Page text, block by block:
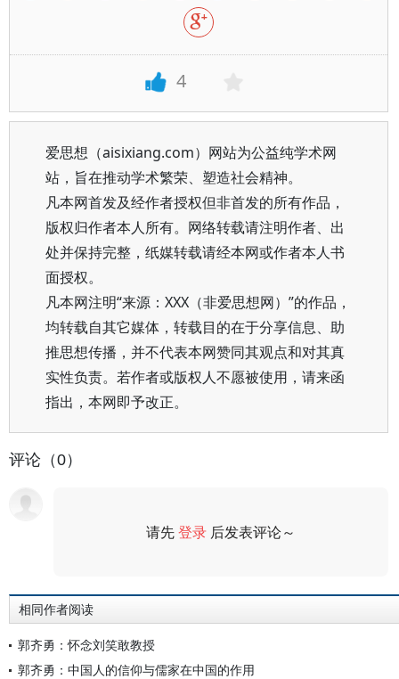
4
爱思想（aisixiang.com）网站为公益纯学术网
站，旨在推动学术繁荣、塑造社会精神。
凡本网首发及经作者授权但非首发的所有作品，
版权归作者本人所有。网络转载请注明作者、出
处并保持完整，纸媒转载请经本网或作者本人书
面授权。
凡本网注明“来源：XXX（非爱思想网）”的作品，
均转载自其它媒体，转载目的在于分享信息、助
推思想传播，并不代表本网赞同其观点和对其真
实性负责。若作者或版权人不愿被使用，请来函
指出，本网即予改正。
评论（0）
请先登录 后发表评论～
相同作者阅读
郭齐勇：怀念刘笑敢教授
郭齐勇：中国人的信仰与儒家在中国的作用